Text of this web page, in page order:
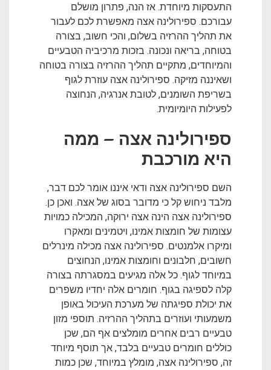
התעסקות מיוחדת. אז הנה, פתרון מושלם
עבורכם. ספירולינה אצה מאפשרת לכם לעבור
את תהליך ההרזיה בשלום, והכי חשוב, בצורה
בטוחה, בריאה ונכונה. בזכות מרכיביה הטבעיים
והמיוחדים, מתקיים תהליך ההרזיה בצורה בטוחה
ושאיננה מזיקה. ספירולינה אצה עוזרת לגוף
בשריפת השומנים, לטובת אנרגיה, הנחוצה
לפעילות היומיומית.
ספירולינה אצה – ממה
היא מורכבת
השם ספירולינה אצה ודאי איננו אומר לכם דבר,
מלבד ניחוש קל כי מדובר בסוג של אצה. ואכן כן.
ספירולינה אצה הינה אצה ירוקה, המכילה כמויות
עצומות של חומצות אמינו, ויטמינים ומאקרו
ומיקרו אלמנטים. ספירולינה אצה מכילה מינרלים
חשובים, חלבונים וחומצות אמינו, הנחוצים
במיוחד לגוף. כל אלה מגיעים במסגרתה בצורה
קלה לספיגה בגוף. חומרים אלה יחדיו משפרים
את יכולת ספיגתה של מערכת העיכול באופן
משמעותי ועוזרים בתהליך ההרזיה. תוספי מזון
טבעיים רבים אחרים מומלצים אף הם, שכן
כוללים חומרים טבעיים בלבד, אך תוסף מיוחד
זה, ספירולינה אצה, מומלץ במיוחד, שכן כמות